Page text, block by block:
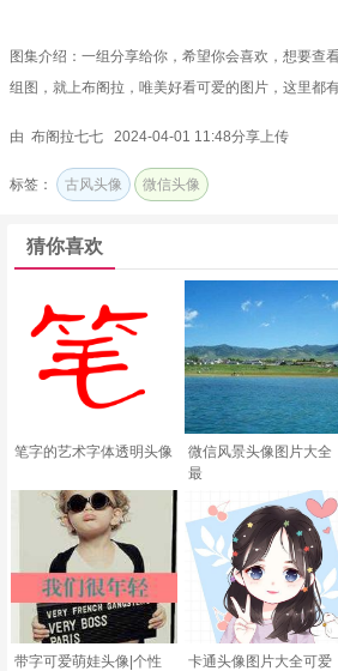
图集介绍：一组分享给你，希望你会喜欢，想要查
组图，就上布阁拉，唯美好看可爱的图片，这里都有
由 布阁拉七七 2024-04-01 11:48分享上传
标签： 古风头像 微信头像
猜你喜欢
笔字的艺术字体透明头像
微信风景头像图片大全
最
带字可爱萌娃头像|个性
卡通头像图片大全可爱